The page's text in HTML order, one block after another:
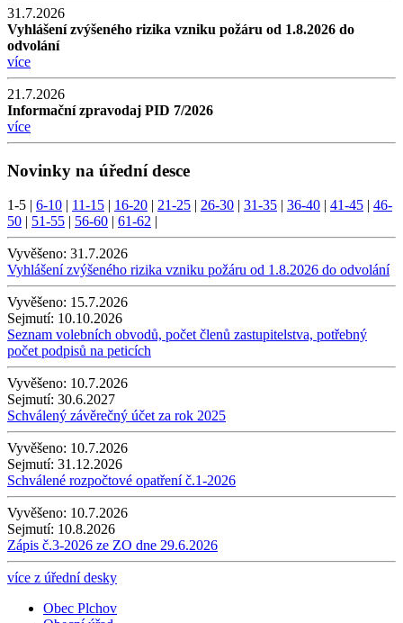
31.7.2026
Vyhlášení zvýšeného rizika vzniku požáru od 1.8.2026 do
odvolání
více
21.7.2026
Informační zpravodaj PID 7/2026
více
Novinky na úřední desce
1-5 6-10 11-15 16-20 21-25 26-30 31-35 36-40 41-45
46-
50
51-55 56-60 61-62
Vyvěšeno: 31.7.2026
Vyhlášení zvýšeného rizika vzniku požáru od 1.8.2026 do odvolání
Vyvěšeno: 15.7.2026
Sejmutí: 10.10.2026
Seznam volebních obvodů, počet členů zastupitelstva, potřebný
počet podpisů na peticích
Vyvěšeno: 10.7.2026
Sejmutí: 30.6.2027
Schválený závěrečný účet za rok 2025
Vyvěšeno: 10.7.2026
Sejmutí: 31.12.2026
Schválené rozpočtové opatření č.1-2026
Vyvěšeno: 10.7.2026
Sejmutí: 10.8.2026
Zápis č.3-2026 ze ZO dne 29.6.2026
více z úřední desky
Obec Plchov